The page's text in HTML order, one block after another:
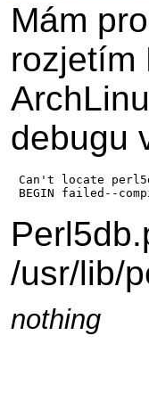
Mám
rozjetím
debugu
Can't locate
/usr/lib/
nothing